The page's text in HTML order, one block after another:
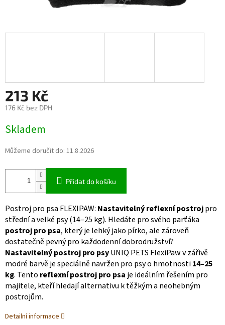
213 Kč
176 Kč bez DPH
cena:
Skladem
Můžeme doručit do: 11.8.2026
Přidat do košíku
Postroj pro psa FLEXIPAW: Nastavitelný reflexní postrojpro
střední a velké psy (14–25 kg). Hledáte pro svého parťáka
postroj pro psa, který je lehký jako pírko, ale zároveň
dostatečně pevný pro každodenní dobrodružství?
Nastavitelný postroj pro psyUNIQ PETS FlexiPaw v zářivě
modré barvě je speciálně navržen pro psy o hmotnosti14–25
kg. Tento reflexní postroj pro psaje ideálním řešením pro
majitele, kteří hledají alternativu k těžkým a neohebným
postrojům.
Detailní informace